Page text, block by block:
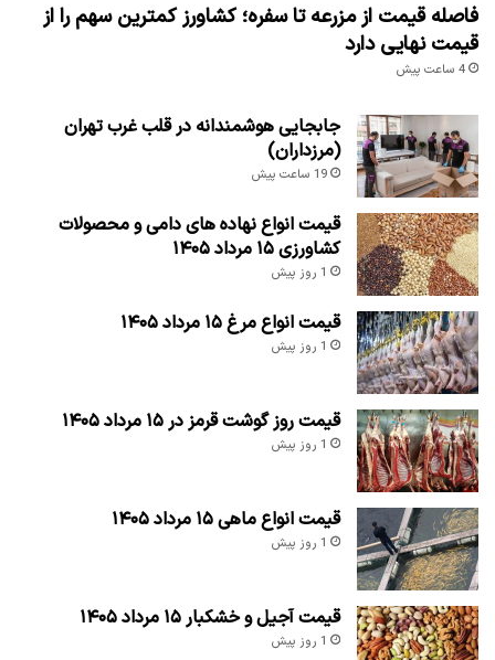
فاصله قیمت از مزرعه تا سفره؛ کشاورز کمترین سهم را از
قیمت نهایی دارد
4 ساعت پیش
جابجایی هوشمندانه در قلب غرب تهران
(مرزداران)
19 ساعت پیش
قیمت انواع نهاده های دامی و محصولات
کشاورزی ۱۵ مرداد ۱۴۰۵
1 روز پیش
قیمت انواع مرغ ۱۵ مرداد ۱۴۰۵
1 روز پیش
قیمت روز گوشت قرمز در ۱۵ مرداد ۱۴۰۵
1 روز پیش
قیمت انواع ماهی ۱۵ مرداد ۱۴۰۵
1 روز پیش
قیمت آجیل و خشکبار ۱۵ مرداد ۱۴۰۵
1 روز پیش